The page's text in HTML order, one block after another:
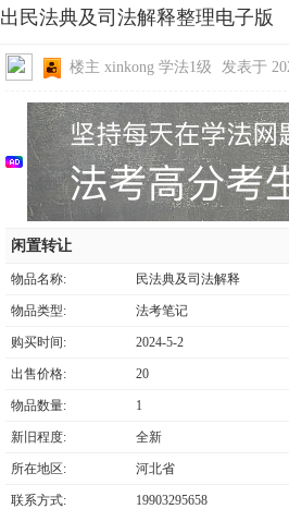
出民法典及司法解释整理电子版
楼主 xinkong 学法1级 发表于
闲置转让
物品名称: 民法典及司法解释
物品类型: 法考笔记
购买时间: 2024-5-2
出售价格: 20
物品数量: 1
新旧程度: 全新
所在地区: 河北省
联系方式: 19903295658